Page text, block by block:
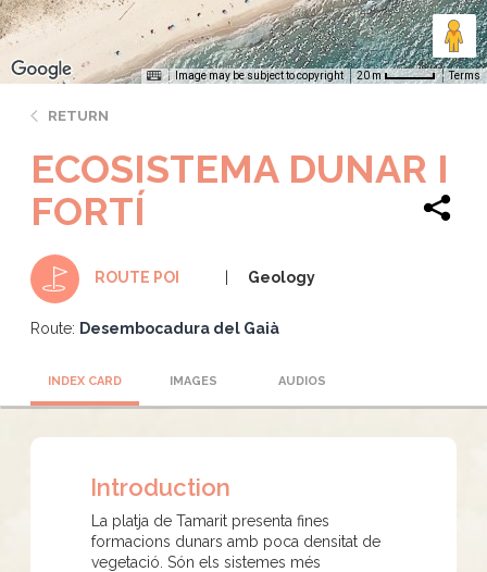
Image may be subject to copyright 20 m Terms
RETURN
ECOSISTEMA DUNAR I
FORTÍ
ROUTE POI Geology
Route: Desembocadura del Gaià
INDEX CARD IMAGES AUDIOS
Introduction
La platja de Tamarit presenta fines
formacions dunars amb poca densitat de
vegetació. Són els sistemes més